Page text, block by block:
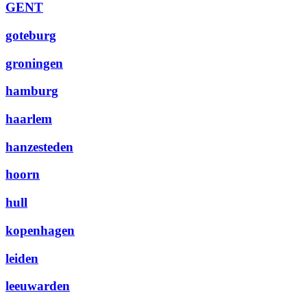
GENT
goteburg
groningen
hamburg
haarlem
hanzesteden
hoorn
hull
kopenhagen
leiden
leeuwarden